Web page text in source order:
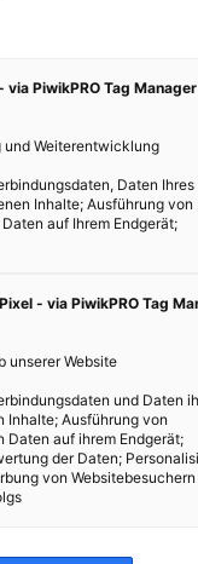
PiwikPRO Tag Manager
und Weiterentwicklung
Daten Ihres
Inhalte; Ausführung von
auf Ihrem Endgerät;
- via PiwikPRO Tag
unserer Website
und Daten
Inhalte; Ausführung von
auf ihrem Endgerät;
der Daten;
von